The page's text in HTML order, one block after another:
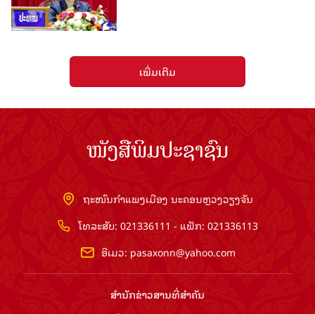
ເພີ່ມເຕີມ
ໜັງສືພິມປະຊາຊົນ
ຖະໜົນກຳແພງເມືອງ ນະຄອນຫຼວງວຽງຈັນ
ໂທລະສັບ: 021336111 - ແຟັກ: 021336113
ອີເມວ: pasaxonn@yahoo.com
ສຳ​ນັກ​ຂ່າວ​ສານ​ທີ່​ສຳ​ຄັນ​